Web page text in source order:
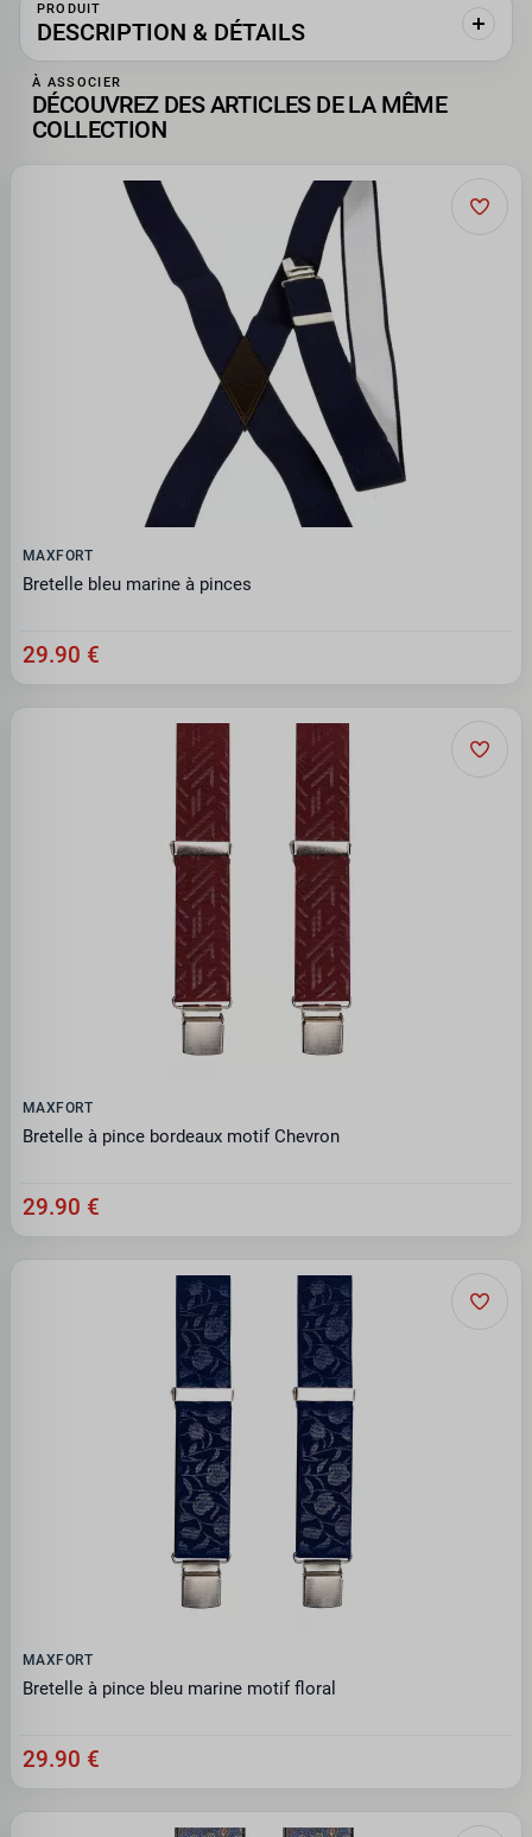
PRODUIT
DESCRIPTION & DÉTAILS
À ASSOCIER
DÉCOUVREZ DES ARTICLES DE LA MÊME
COLLECTION
MAXFORT
Bretelle bleu marine à pinces
29.90 €
MAXFORT
Bretelle à pince bordeaux motif Chevron
29.90 €
MAXFORT
Bretelle à pince bleu marine motif floral
29.90 €